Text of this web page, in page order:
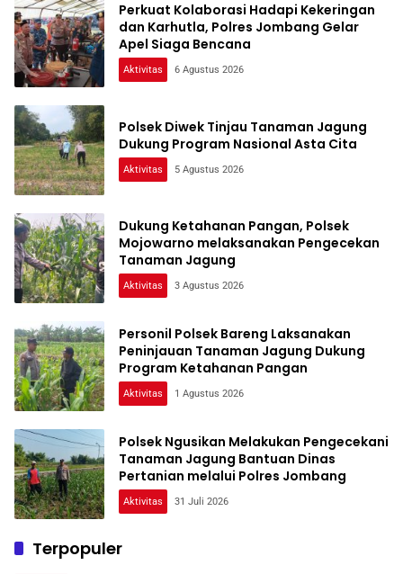
Perkuat Kolaborasi Hadapi Kekeringan
dan Karhutla, Polres Jombang Gelar
Apel Siaga Bencana
Aktivitas 6 Agustus 2026
Polsek Diwek Tinjau Tanaman Jagung
Dukung Program Nasional Asta Cita
Aktivitas 5 Agustus 2026
Dukung Ketahanan Pangan, Polsek
Mojowarno melaksanakan Pengecekan
Tanaman Jagung
Aktivitas 3 Agustus 2026
Personil Polsek Bareng Laksanakan
Peninjauan Tanaman Jagung Dukung
Program Ketahanan Pangan
Aktivitas 1 Agustus 2026
Polsek Ngusikan Melakukan Pengecekani
Tanaman Jagung Bantuan Dinas
Pertanian melalui Polres Jombang
Aktivitas 31 Juli 2026
Terpopuler